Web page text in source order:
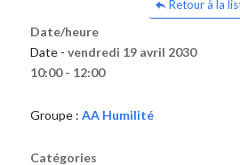
Retour à la
Date/heure
Date - vendredi 19 avril 2030
10:00 - 12:00
Groupe : AA Humilité
Catégories